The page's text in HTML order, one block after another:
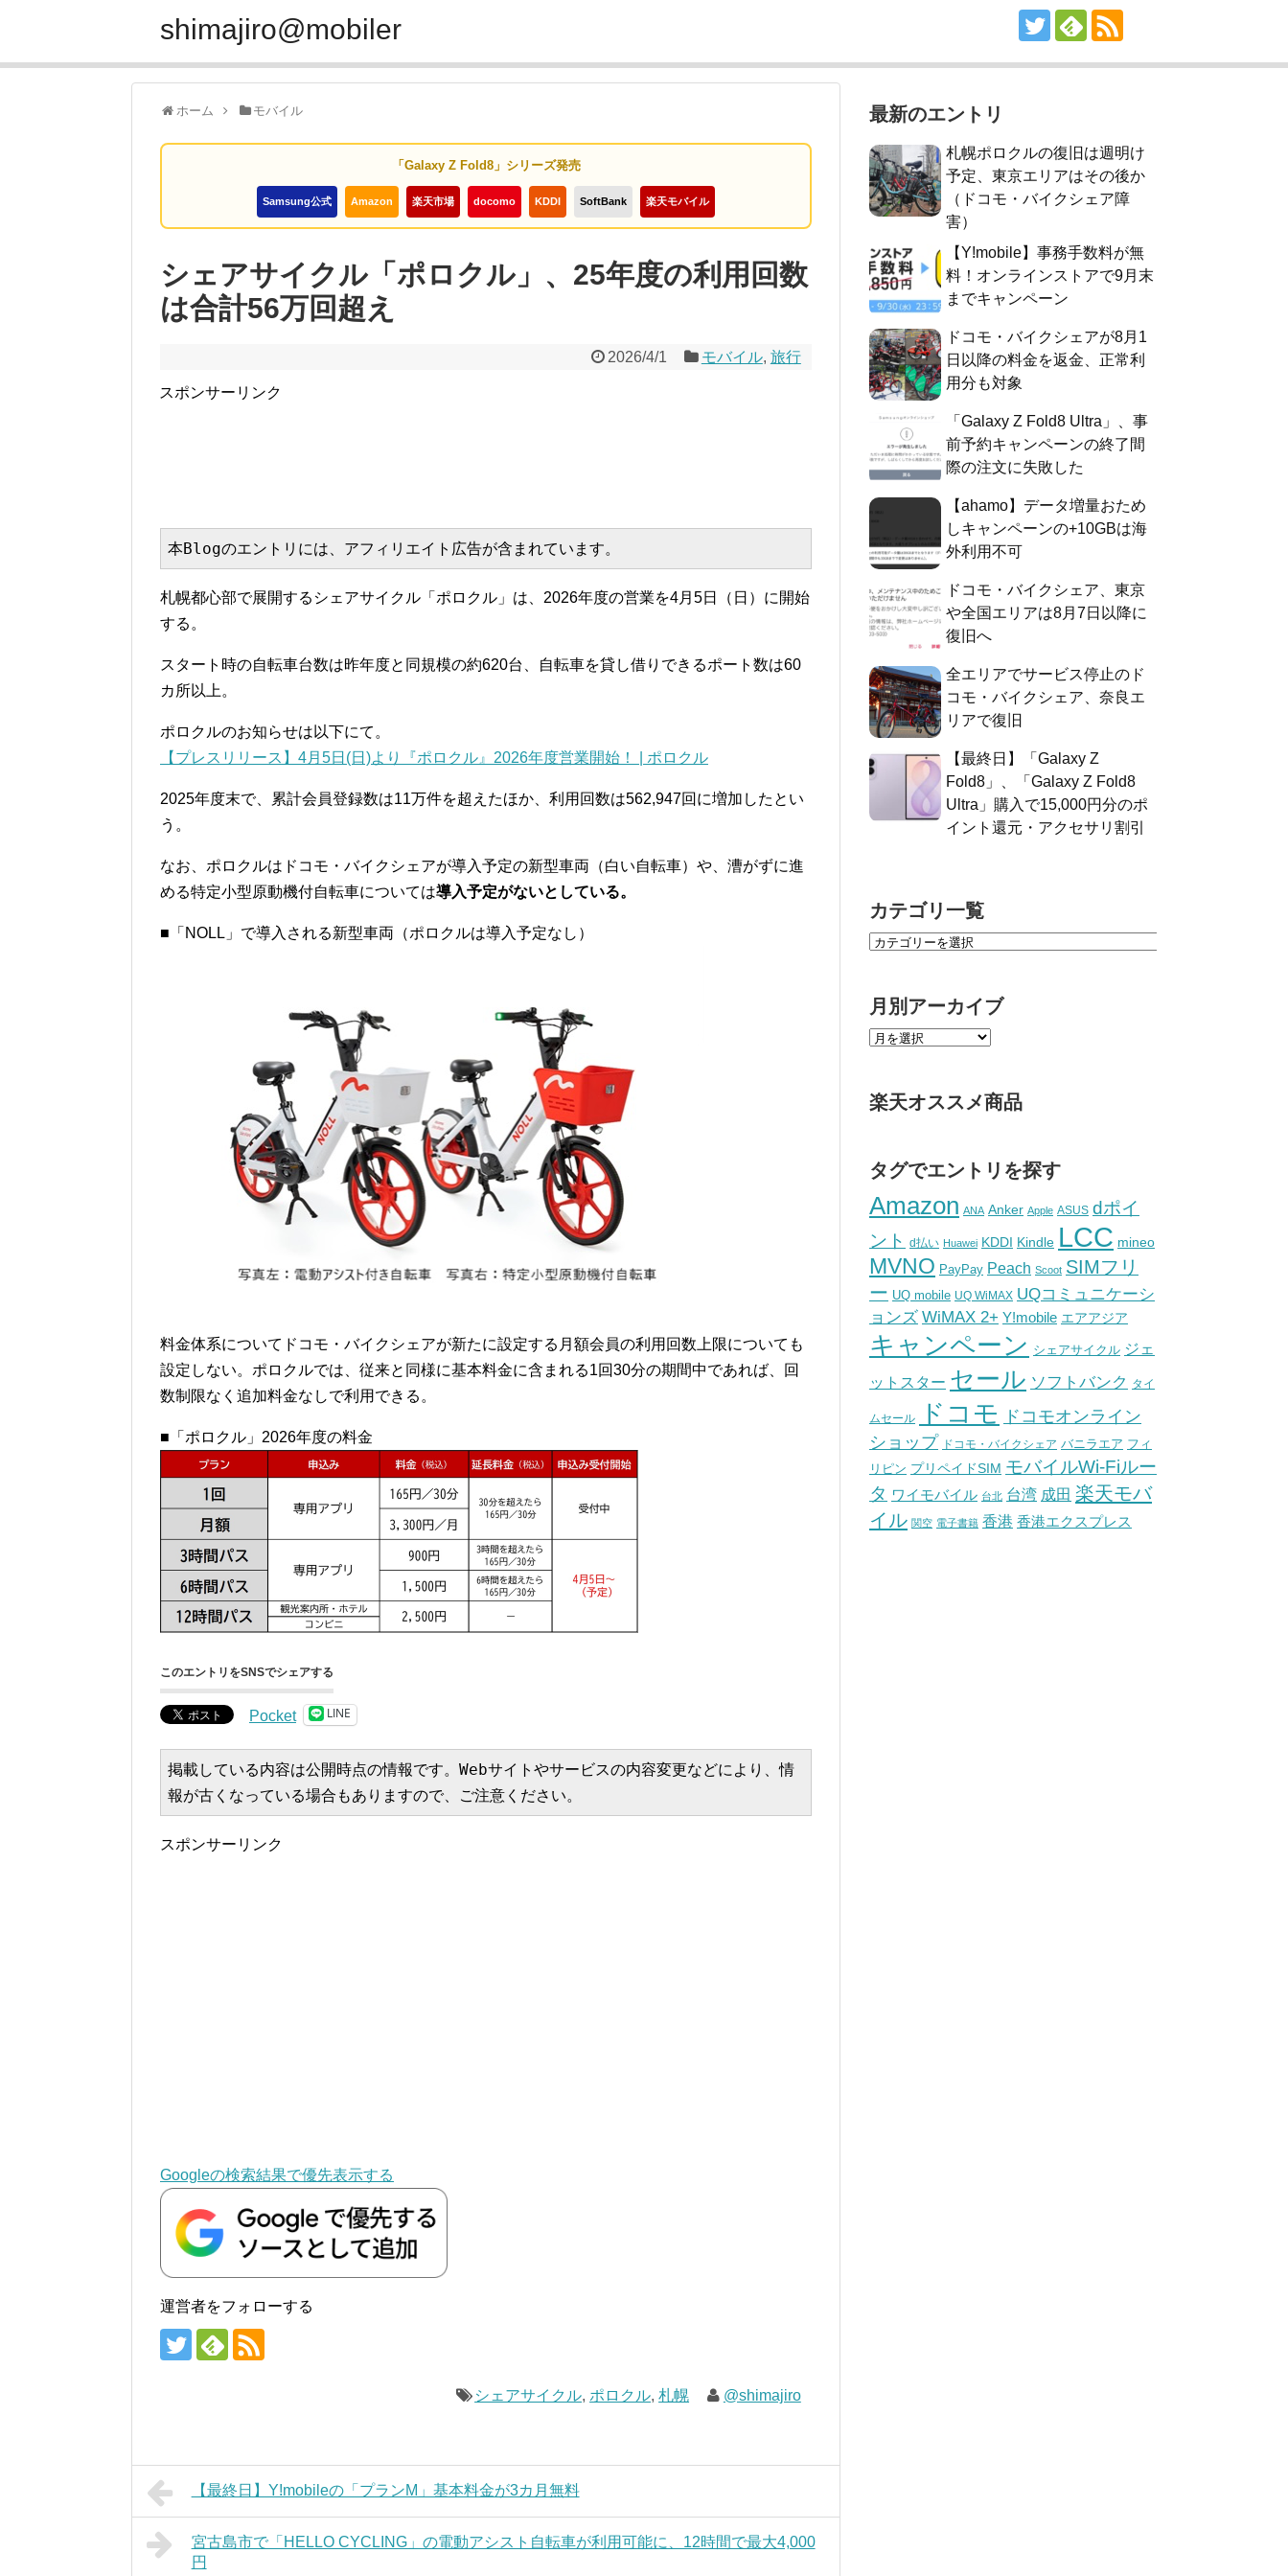
shimajiro@mobiler
ホーム モバイル
「Galaxy Z Fold8」シリーズ発売
Samsung公式 Amazon 楽天市場 docomo KDDI SoftBank 楽天モバイル
シェアサイクル「ポロクル」、25年度の利用回数
は合計56万回超え
2026/4/1 モバイル, 旅行
スポンサーリンク
本Blogのエントリには、アフィリエイト広告が含まれています。
札幌都心部で展開するシェアサイクル「ポロクル」は、2026年度の営業を4月5日（日）に開始
する。
スタート時の自転車台数は昨年度と同規模の約620台、自転車を貸し借りできるポート数は60
カ所以上。
ポロクルのお知らせは以下にて。
【プレスリリース】4月5日(日)より『ポロクル』2026年度営業開始！ | ポロクル
2025年度末で、累計会員登録数は11万件を超えたほか、利用回数は562,947回に増加したとい
う。
なお、ポロクルはドコモ・バイクシェアが導入予定の新型車両（白い自転車）や、漕がずに進
める特定小型原動機付自転車については導入予定がないとしている。
■「NOLL」で導入される新型車両（ポロクルは導入予定なし）
料金体系についてドコモ・バイクシェアが新たに設定する月額会員の利用回数上限についても
設定しない。ポロクルでは、従来と同様に基本料金に含まれる1回30分の期間中であれば、回
数制限なく追加料金なしで利用できる。
■「ポロクル」2026年度の料金
このエントリをSNSでシェアする
Pocket LINE
掲載している内容は公開時点の情報です。Webサイトやサービスの内容変更などにより、情
報が古くなっている場合もありますので、ご注意ください。
スポンサーリンク
Googleの検索結果で優先表示する
運営者をフォローする
シェアサイクル, ポロクル,札幌 @shimajiro
【最終日】Y!mobileの「プランM」基本料金が3カ月無料
宮古島市で「HELLO CYCLING」の電動アシスト自転車が利用可能に、12時間で最大4,000
円
最新のエントリ
札幌ポロクルの復旧は週明け
予定、東京エリアはその後か
（ドコモ・バイクシェア障
害）
【Y!mobile】事務手数料が無
料！オンラインストアで9月末
までキャンペーン
ドコモ・バイクシェアが8月1
日以降の料金を返金、正常利
用分も対象
「Galaxy Z Fold8 Ultra」、事
前予約キャンペーンの終了間
際の注文に失敗した
【ahamo】データ増量おため
しキャンペーンの+10GBは海
外利用不可
ドコモ・バイクシェア、東京
や全国エリアは8月7日以降に
復旧へ
全エリアでサービス停止のド
コモ・バイクシェア、奈良エ
リアで復旧
【最終日】「Galaxy Z
Fold8」、「Galaxy Z Fold8
Ultra」購入で15,000円分のポ
イント還元・アクセサリ割引
カテゴリ一覧
月別アーカイブ
楽天オススメ商品
タグでエントリを探す
Amazon ANA Anker Apple ASUS dポイ
ント
d払い Huawei KDDI Kindle LCC mineo
MVNO PayPay Peach Scoot SIMフリ
ー UQ mobile UQ WiMAX UQコミュニケーシ
ョンズ WiMAX 2+ Y!mobile エアアジア
キャンペーン シェアサイクル ジェ
ットスター セール ソフトバンク タイ
ムセール ドコモ
ドコモオンライン
ショップ ドコモ・バイクシェア バニラエア フィ
リピン プリペイドSIM モバイルWi-Fiルー
タ ワイモバイル 台北 台湾 成田 楽天モバ
イル 関空 電子書籍 香港 香港エクスプレス